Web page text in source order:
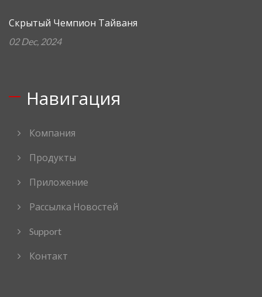
Скрытый Чемпион Тайваня
02 Dec, 2024
Навигация
Компания
Продукты
Приложение
Рассылка Новостей
Support
Контакт